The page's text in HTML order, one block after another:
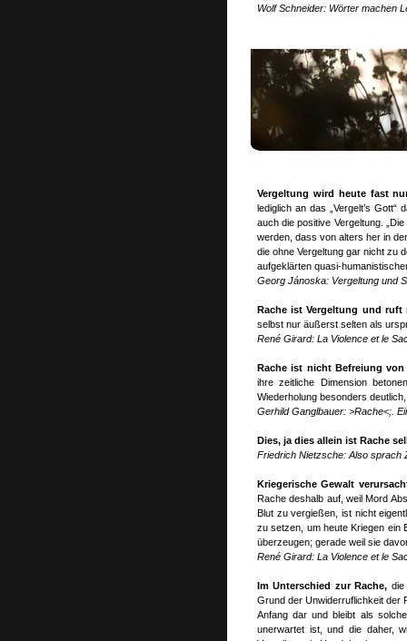
Wolf Schneider: Wörter machen
Vergeltung wird heute fast
lediglich an das „Vergelt’s
auch die positive Vergeltung.
werden, dass von alters her in
die ohne Vergeltung gar nicht zu
aufgeklärten quasi-
Georg Jánoska: Vergeltung und
Rache ist Vergeltung und ruft
selbst nur äußerst selten als
René Girard: La Violence et le
Rache ist nicht Befreiung
ihre zeitliche Dimension
Wiederholung besonders
Gerhild Ganglbauer: >Rache<;.
Dies, ja dies allein ist Rache
Friedrich Nietzsche: Also sprach
Kriegerische Gewalt
Rache deshalb auf, weil Mord
Blut zu vergießen, ist nicht
zu setzen, um heute Kriegen ein
überzeugen; gerade weil sie
René Girard: La Violence et le
Im Unterschied zur Rache, die
Grund der Unwiderruflichkeit der
Anfang dar und bleibt als
unerwartet ist, und die daher,